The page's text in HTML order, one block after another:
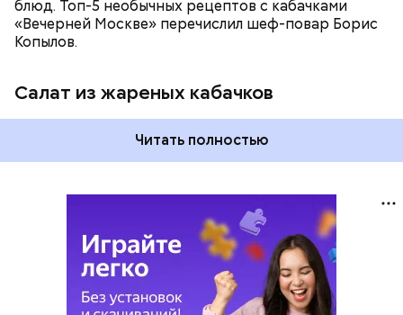
блюд. Топ-5 необычных рецептов с кабачками
«Вечерней Москве» перечислил шеф-повар Борис
Копылов.
Салат из жареных кабачков
Читать полностью